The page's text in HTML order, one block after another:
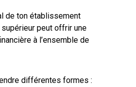
de ton établissement
supérieur peut offrir une
à l’ensemble de
différentes formes :